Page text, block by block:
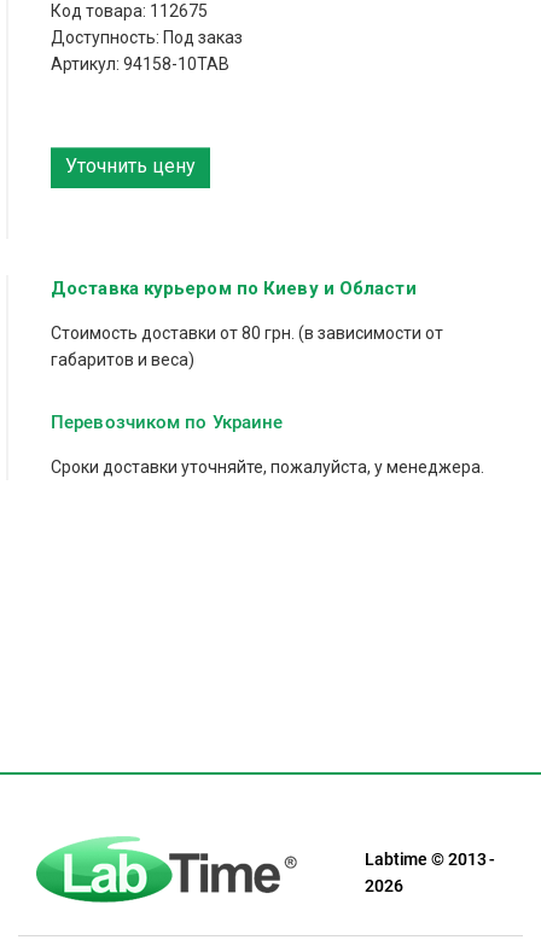
Код товара: 112675
Доступность: Под заказ
Артикул: 94158-10TAB
Уточнить цену
Доставка курьером по Киеву и Области
Стоимость доставки от 80 грн. (в зависимости от
габаритов и веса)
Перевозчиком по Украине
Сроки доставки уточняйте, пожалуйста, у менеджера.
Labtime © 2013 -
2026